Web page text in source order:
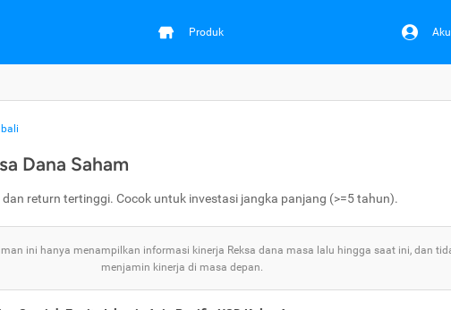
Produk
Dana Saham
dan return tertinggi. Cocok untuk investasi jangka panjang (>=5 tahun).
ini hanya menampilkan informasi kinerja Reksa dana masa lalu hingga saat ini, dan
menjamin kinerja di masa depan.